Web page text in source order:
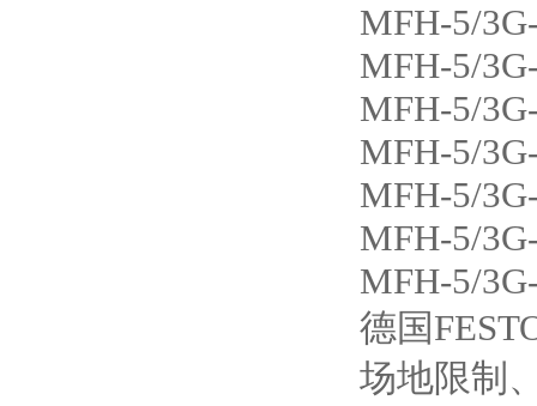
MFH-5/
MFH-5/
MFH-5/
MFH-5/
MFH-5/
MFH-5/
MFH-5/
德国
场地限制